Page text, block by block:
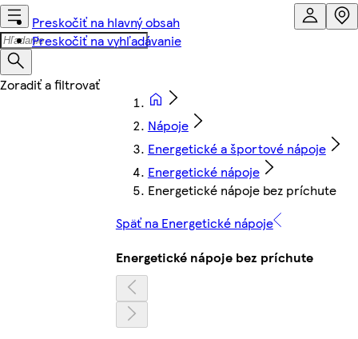
Preskočiť na hlavný obsah
Preskočiť na vyhľadávanie
Nápoje
Energetické a športové nápoje
Energetické nápoje
Energetické nápoje bez príchute
Späť na Energetické nápoje
Energetické nápoje bez príchute